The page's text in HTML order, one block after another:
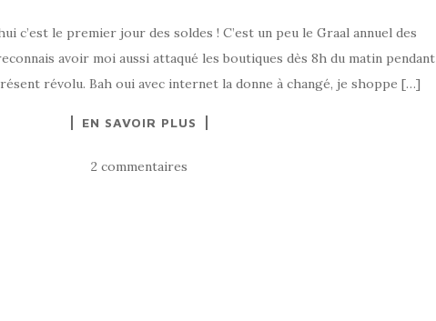
c’est le premier jour des soldes ! C’est un peu le Graal annuel des
avoir moi aussi attaqué les boutiques dès 8h du matin pendant
révolu. Bah oui avec internet la donne à changé, je shoppe […]
EN SAVOIR PLUS
2 commentaires